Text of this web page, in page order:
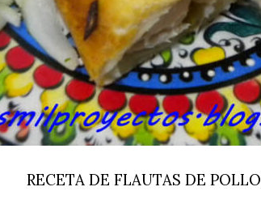
RECETA DE FLAUTAS DE POLLO